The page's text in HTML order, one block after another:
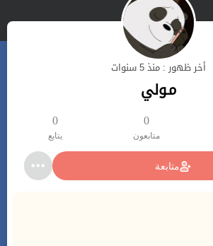
أخر ظهور : منذ 5 سنوات
مـولي
0
متابعون
0
يتابع
متابعة